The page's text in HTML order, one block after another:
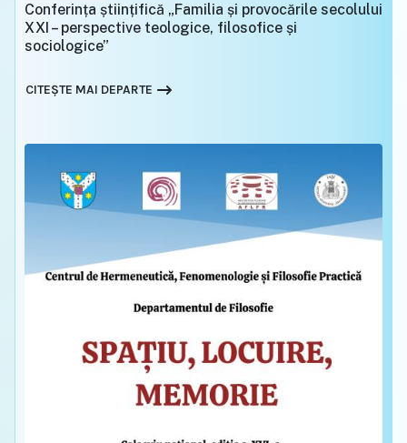
Conferința științifică „Familia și provocările secolului
XXI – perspective teologice, filosofice și
sociologice”
CITEȘTE MAI DEPARTE